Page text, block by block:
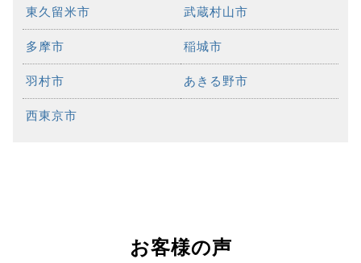
東久留米市 武蔵村山市
多摩市 稲城市
羽村市 あきる野市
西東京市
お客様の声